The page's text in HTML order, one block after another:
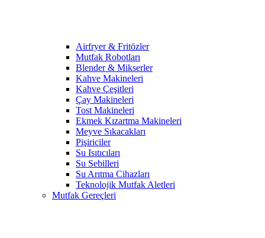
Airfryer & Fritözler
Mutfak Robotları
Blender & Mikserler
Kahve Makineleri
Kahve Çeşitleri
Çay Makineleri
Tost Makineleri
Ekmek Kızartma Makineleri
Meyve Sıkacakları
Pişiriciler
Su Isıtıcıları
Su Sebilleri
Su Arıtma Cihazları
Teknolojik Mutfak Aletleri
Mutfak Gereçleri